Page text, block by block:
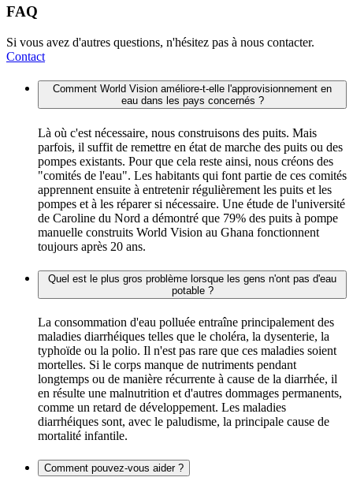
FAQ
Si vous avez d'autres questions, n'hésitez pas à nous contacter.
Contact
Comment World Vision améliore-t-elle l'approvisionnement en
eau dans les pays concernés ?
Là où c'est nécessaire, nous construisons des puits. Mais
parfois, il suffit de remettre en état de marche des puits ou des
pompes existants. Pour que cela reste ainsi, nous créons des
"comités de l'eau". Les habitants qui font partie de ces comités
apprennent ensuite à entretenir régulièrement les puits et les
pompes et à les réparer si nécessaire. Une étude de l'université
de Caroline du Nord a démontré que 79% des puits à pompe
manuelle construits World Vision au Ghana fonctionnent
toujours après 20 ans.
Quel est le plus gros problème lorsque les gens n'ont pas d'eau
potable ?
La consommation d'eau polluée entraîne principalement des
maladies diarrhéiques telles que le choléra, la dysenterie, la
typhoïde ou la polio. Il n'est pas rare que ces maladies soient
mortelles. Si le corps manque de nutriments pendant
longtemps ou de manière récurrente à cause de la diarrhée, il
en résulte une malnutrition et d'autres dommages permanents,
comme un retard de développement. Les maladies
diarrhéiques sont, avec le paludisme, la principale cause de
mortalité infantile.
Comment pouvez-vous aider ?